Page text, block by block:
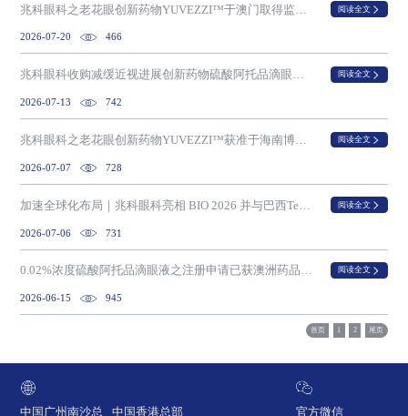
阅读全文
2026-07-20 466
兆科眼科收购减缓近视进展创新药物硫酸阿托品滴眼液（NVK002）全球权利 阅读全文
2026-07-13 742
兆科眼科之老花眼创新药物YUVEZZI™获准于海南博鳌超级医院作为临床急需进口药物使用 阅读全文
2026-07-07 728
阅读全文
2026-07-06 731
0.02%浓度硫酸阿托品滴眼液之注册申请已获澳洲药品管理局受理评估 阅读全文
2026-06-15 945
首页 1 2 尾页
中国广州南沙总 中国香港总部 官方微信